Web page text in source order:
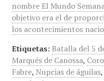
nombre El Mundo
objetivo era el de
los acontecimientos
Etiquetas: Batalla del 5
Marqués de Canossa,
Fabre, Nupcias de águilas,